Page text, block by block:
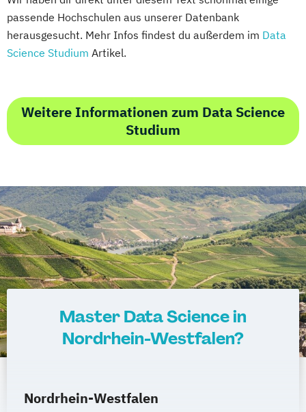
passende Hochschulen aus unserer Datenbank
herausgesucht. Mehr Infos findest du außerdem im Data
Science Studium Artikel.
Weitere Informationen zum Data Science
Studium
Master Data Science in
Nordrhein-Westfalen?
Nordrhein-Westfalen